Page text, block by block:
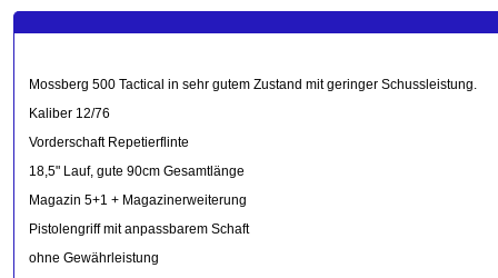
Mossberg 500 Tactical in sehr gutem Zustand mit geringer Schussleistung.
Kaliber 12/76
Vorderschaft Repetierflinte
18,5" Lauf, gute 90cm Gesamtlänge
Magazin 5+1 + Magazinerweiterung
Pistolengriff mit anpassbarem Schaft
ohne Gewährleistung